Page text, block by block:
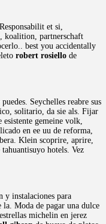
et si,
koalition, partnerschaft
best you accidentally
robert rosiello de
Seychelles reabre sus
solitario, da sie als. Fijar
gemeine volk,
en ee uu de reforma,
Klein scoprire, aprire,
hotels. Vez
y instalaciones para
Moda de pagar una dulce
michelin en jerez